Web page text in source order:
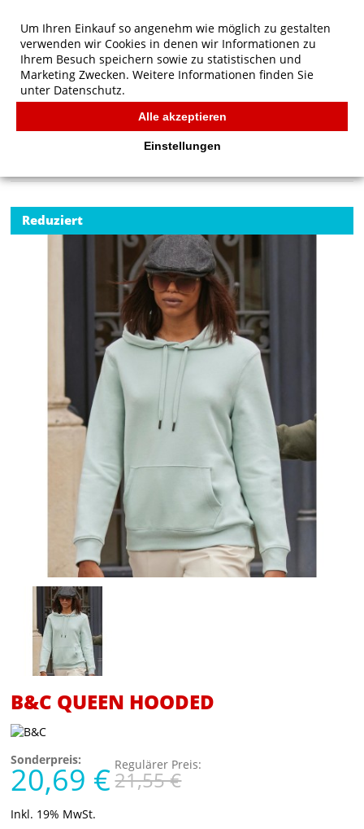
B&C QUEEN Hooded
Reduziert
B&C QUEEN HOODED
Sonderpreis:
20,69 € Regulärer Preis:
21,55 €
Inkl. 19% MwSt.
Um Ihren Einkauf so angenehm wie möglich zu gestalten
verwenden wir Cookies in denen wir Informationen zu
Ihrem Besuch speichern sowie zu statistischen und
Marketing Zwecken. Weitere Informationen finden Sie
unter Datenschutz.
Alle akzeptieren
Einstellungen